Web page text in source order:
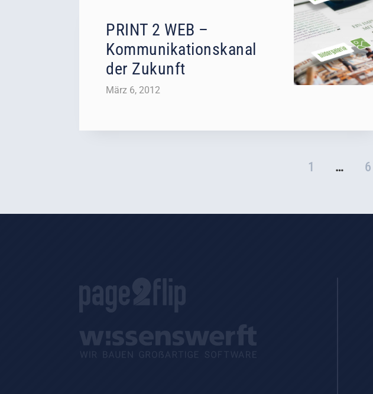
PRINT 2 WEB –
Kommunikationskanal
der Zukunft
März 6, 2012
1 … 6